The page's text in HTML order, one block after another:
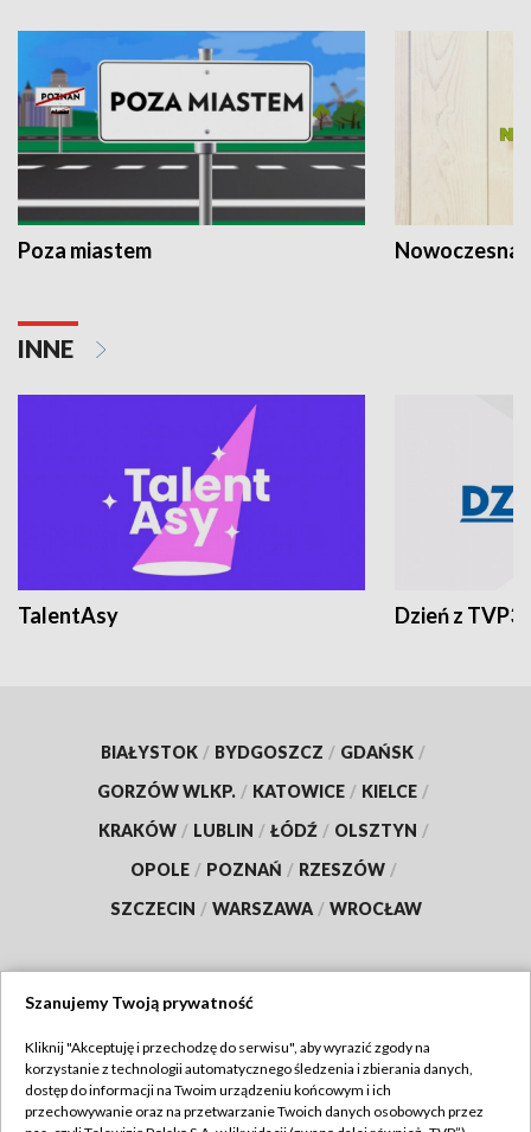
Poza miastem Nowoczesna
INNE
TalentAsy Dzień z TVP3
BIAŁYSTOK / BYDGOSZCZ / GDAŃSK /
GORZÓW WLKP. / KATOWICE / KIELCE /
KRAKÓW / LUBLIN / ŁÓDŹ / OLSZTYN /
OPOLE / POZNAŃ / RZESZÓW /
SZCZECIN / WARSZAWA / WROCŁAW
TVP
Abonament TVP
Regulamin TVP
Szanujemy Twoją prywatność
Kliknij "Akceptuję i przechodzę do serwisu", aby wyrazić zgody na
korzystanie z technologii automatycznego śledzenia i zbierania danych,
dostęp do informacji na Twoim urządzeniu końcowym i ich
przechowywanie oraz na przetwarzanie Twoich danych osobowych przez